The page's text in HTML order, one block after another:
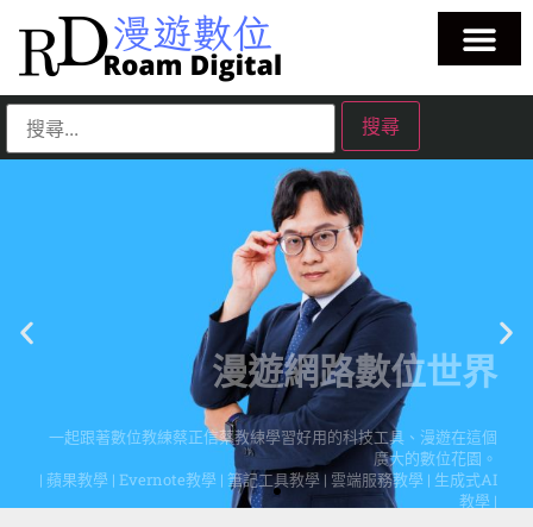
漫遊網路數位世界
一起跟著數位教練蔡正信蔡教練學習好用的科技工具、漫遊在這個
廣大的數位花園。
| 蘋果教學 | Evernote教學 | 筆記工具教學 | 雲端服務教學 | 生成式AI
教學 |
點擊這裡